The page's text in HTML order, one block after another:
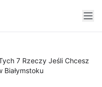
7 Rzeczy Jeśli Chcesz